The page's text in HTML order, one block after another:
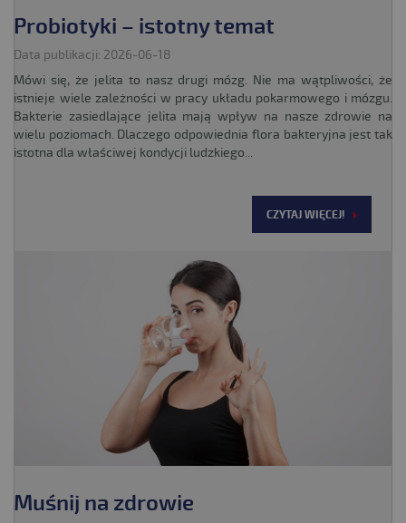
Probiotyki – istotny temat
Data publikacji: 2026-06-18
Mówi się, że jelita to nasz drugi mózg. Nie ma wątpliwości, że
istnieje wiele zależności w pracy układu pokarmowego i mózgu.
Bakterie zasiedlające jelita mają wpływ na nasze zdrowie na
wielu poziomach. Dlaczego odpowiednia flora bakteryjna jest tak
istotna dla właściwej kondycji ludzkiego...
CZYTAJ WIĘCEJ!
Muśnij na zdrowie